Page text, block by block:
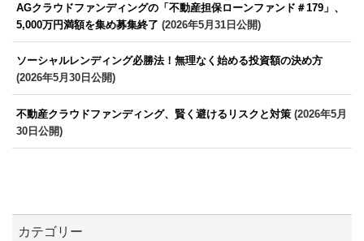
AGクラウドファンディングの「不動産担保ローンファンド＃179」、
5,000万円満額を集め募集終了 (2026年5月31日公開)
ソーシャルレンディング必勝法！無理なく始める投資額の決め方
(2026年5月30日公開)
不動産クラウドファンディング、賢く避けるリスクと対策 (2026年5月
30日公開)
カテゴリー